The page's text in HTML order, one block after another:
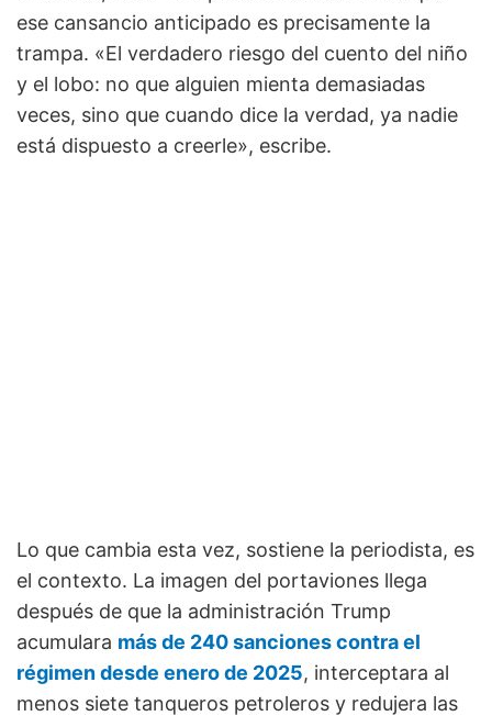
ese cansancio anticipado es precisamente la
trampa. «El verdadero riesgo del cuento del niño
y el lobo: no que alguien mienta demasiadas
veces, sino que cuando dice la verdad, ya nadie
está dispuesto a creerle», escribe.
Lo que cambia esta vez, sostiene la periodista, es
el contexto. La imagen del portaviones llega
después de que la administración Trump
acumulara más de 240 sanciones contra el
régimen desde enero de 2025, interceptara al
menos siete tanqueros petroleros y redujera las